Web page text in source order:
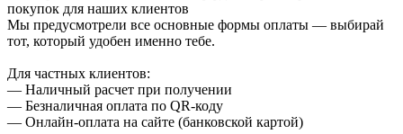
покупок для наших клиентов
Мы предусмотрели все основные формы оплаты — выбирай
тот, который удобен именно тебе.
Для частных клиентов:
— Наличный расчет при получении
— Безналичная оплата по QR-коду
— Онлайн-оплата на сайте (банковской картой)